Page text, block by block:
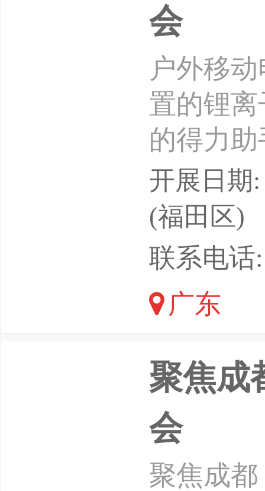
会
户外移
置的锂
的得力
同，它
电需求
为了市
外电源
露营的
发展紧
开展日期
(福田区)
联系电话:
广东
聚焦成
会
聚焦成都